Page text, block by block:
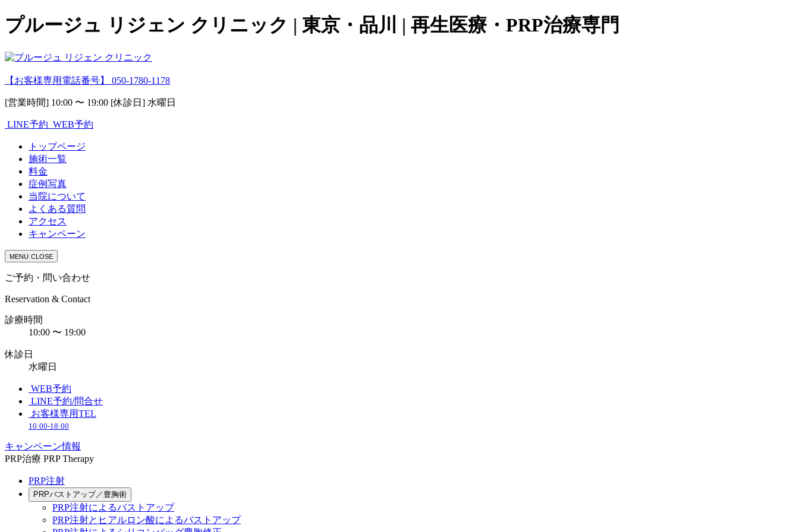
プルージュ リジェン クリニック | 東京・品川 | 再生医療・PRP治療専門
【お客様専用電話番号】 050-1780-1178
[営業時間] 10:00 〜 19:00 [休診日] 水曜日
LINE予約 WEB予約
トップページ
施術一覧
料金
症例写真
当院について
よくある質問
アクセス
キャンペーン
MENU CLOSE
ご予約・問い合わせ
Reservation & Contact
診療時間
10:00 〜 19:00
休診日
水曜日
WEB予約
LINE予約/問合せ
お客様専用TEL
10:00-18:00
キャンペーン情報
PRP治療 PRP Therapy
PRP注射
PRPバストアップ／豊胸術
PRP注射によるバストアップ
PRP注射とヒアルロン酸によるバストアップ